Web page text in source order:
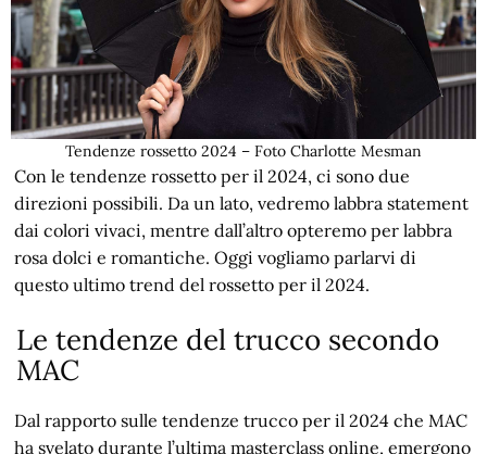
Tendenze rossetto 2024 – Foto Charlotte Mesman
Con le tendenze rossetto per il 2024, ci sono due
direzioni possibili. Da un lato, vedremo labbra statement
dai colori vivaci, mentre dall’altro opteremo per labbra
rosa dolci e romantiche. Oggi vogliamo parlarvi di
questo ultimo trend del rossetto per il 2024.
Le tendenze del trucco secondo
MAC
Dal rapporto sulle tendenze trucco per il 2024 che MAC
ha svelato durante l’ultima masterclass online, emergono